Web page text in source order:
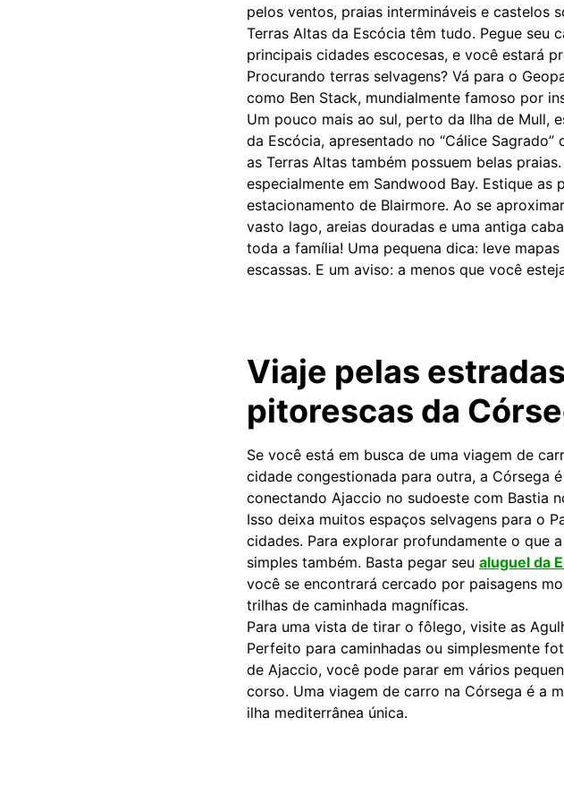
pelos ventos, praias intermináveis e castelos
Terras Altas da Escócia têm tudo. Pegue seu
principais cidades escocesas, e você estará
Procurando terras selvagens? Vá para o
como Ben Stack, mundialmente famoso por
Um pouco mais ao sul, perto da Ilha de Mull,
da Escócia, apresentado no “Cálice
as Terras Altas também possuem belas
especialmente em Sandwood Bay. Estique
estacionamento de Blairmore. Ao se
vasto lago, areias douradas e uma antiga
toda a família! Uma pequena dica: leve
escassas. E um aviso: a menos que você
Viaje pelas
pitorescas da
Se você está em busca de uma viagem de
cidade congestionada para outra, a Córsega
conectando Ajaccio no sudoeste com Bastia
Isso deixa muitos espaços selvagens para o
cidades. Para explorar profundamente o que
simples também. Basta pegar seu aluguel da
você se encontrará cercado por paisagens
trilhas de caminhada magníficas.
Para uma vista de tirar o fôlego, visite as
Perfeito para caminhadas ou simplesmente
de Ajaccio, você pode parar em vários
corso. Uma viagem de carro na Córsega é a
ilha mediterrânea única.